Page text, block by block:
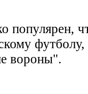
популярен,
вороны".